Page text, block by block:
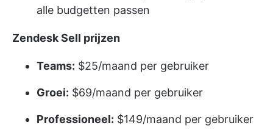
alle budgetten passen
Zendesk Sell prijzen
Teams: $25/maand per gebruiker
Groei: $69/maand per gebruiker
Professioneel: $149/maand per gebruiker